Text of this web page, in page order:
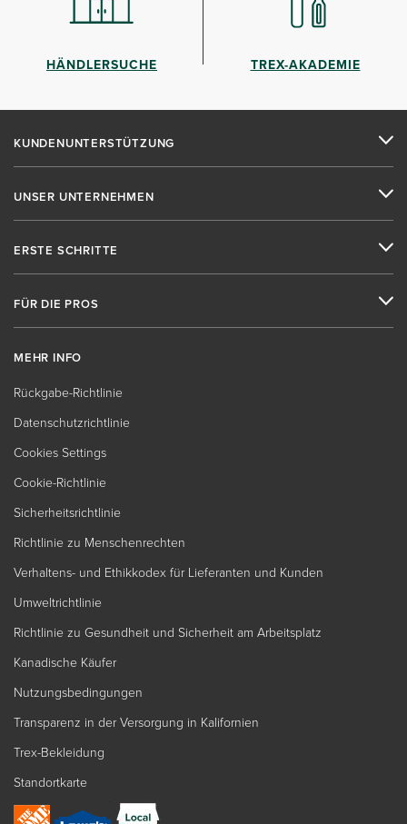
HÄNDLERSUCHE TREX-AKADEMIE
KUNDENUNTERSTÜTZUNG
UNSER UNTERNEHMEN
ERSTE SCHRITTE
FÜR DIE PROS
MEHR INFO
Rückgabe-Richtlinie
Datenschutzrichtlinie
Cookies Settings
Cookie-Richtlinie
Sicherheitsrichtlinie
Richtlinie zu Menschenrechten
Verhaltens- und Ethikkodex für Lieferanten und Kunden
Umweltrichtlinie
Richtlinie zu Gesundheit und Sicherheit am Arbeitsplatz
Kanadische Käufer
Nutzungsbedingungen
Transparenz in der Versorgung in Kalifornien
Trex-Bekleidung
Standortkarte